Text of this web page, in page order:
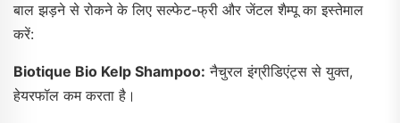
बाल झड़ने से रोकने के लिए सल्फेट-फ्री और जेंटल शैम्पू का इस्तेमाल
करें:
Biotique Bio Kelp Shampoo: नैचुरल इंग्रीडिएंट्स से युक्त,
हेयरफॉल कम करता है।